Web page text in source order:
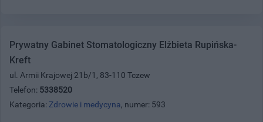
Prywatny Gabinet Stomatologiczny Elżbieta Rupińska-
Kreft
ul. Armii Krajowej 21b/1, 83-110 Tczew
Telefon: 5338520
Kategoria: Zdrowie i medycyna, numer: 593